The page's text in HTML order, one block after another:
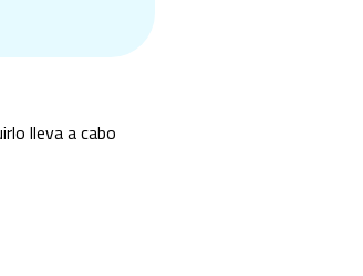
lleva a cabo